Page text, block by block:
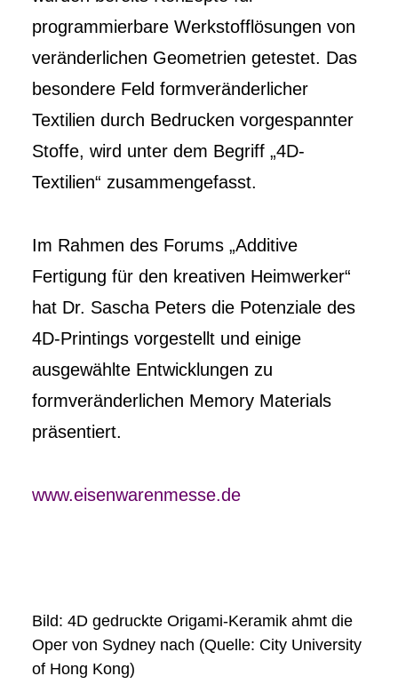
programmierbare Werkstofflösungen von
veränderlichen Geometrien getestet. Das
besondere Feld formveränderlicher
Textilien durch Bedrucken vorgespannter
Stoffe, wird unter dem Begriff „4D-
Textilien“ zusammengefasst.
Im Rahmen des Forums „Additive
Fertigung für den kreativen Heimwerker“
hat Dr. Sascha Peters die Potenziale des
4D-Printings vorgestellt und einige
ausgewählte Entwicklungen zu
formveränderlichen Memory Materials
präsentiert.
www.eisenwarenmesse.de
Bild: 4D gedruckte Origami-Keramik ahmt die
Oper von Sydney nach (Quelle: City University
of Hong Kong)